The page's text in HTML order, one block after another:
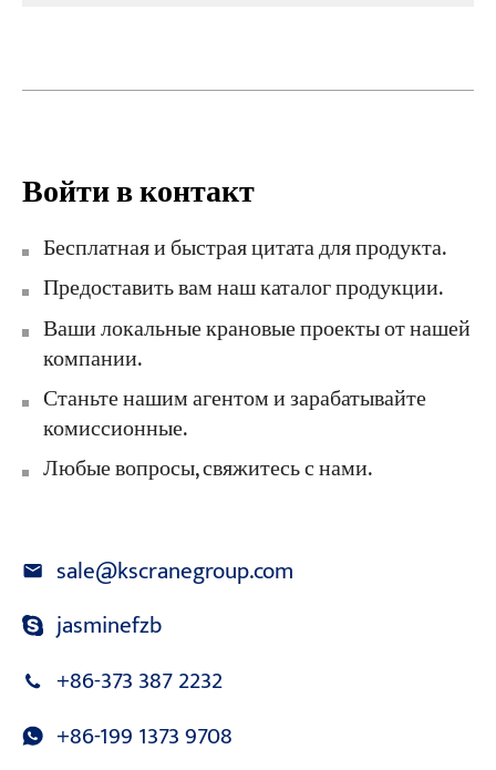
Войти в контакт
Бесплатная и быстрая цитата для продукта.
Предоставить вам наш каталог продукции.
Ваши локальные крановые проекты от нашей
компании.
Станьте нашим агентом и зарабатывайте
комиссионные.
Любые вопросы, свяжитесь с нами.
sale@kscranegroup.com
jasminefzb
+86-373 387 2232
+86-199 1373 9708